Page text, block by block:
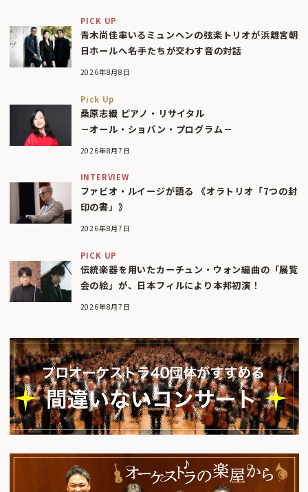
PICK UP
青木尚佳率いるミュンヘンの弦楽トリオが浜離宮朝
日ホールへ――名手たちが交わす音の対話
2026年8月8日
Pick Up
桑原志織 ピアノ・リサイタル
－オール・ショパン・プログラム－
2026年8月7日
INTERVIEW
ファビオ・ルイージが語る 《オラトリオ「7つの封
印の書」》
2026年8月7日
PICK UP
伝統楽器を用いたカーチュン・ウォン編曲の「展覧
会の絵」が、日本フィルにより本邦初演！
2026年8月7日